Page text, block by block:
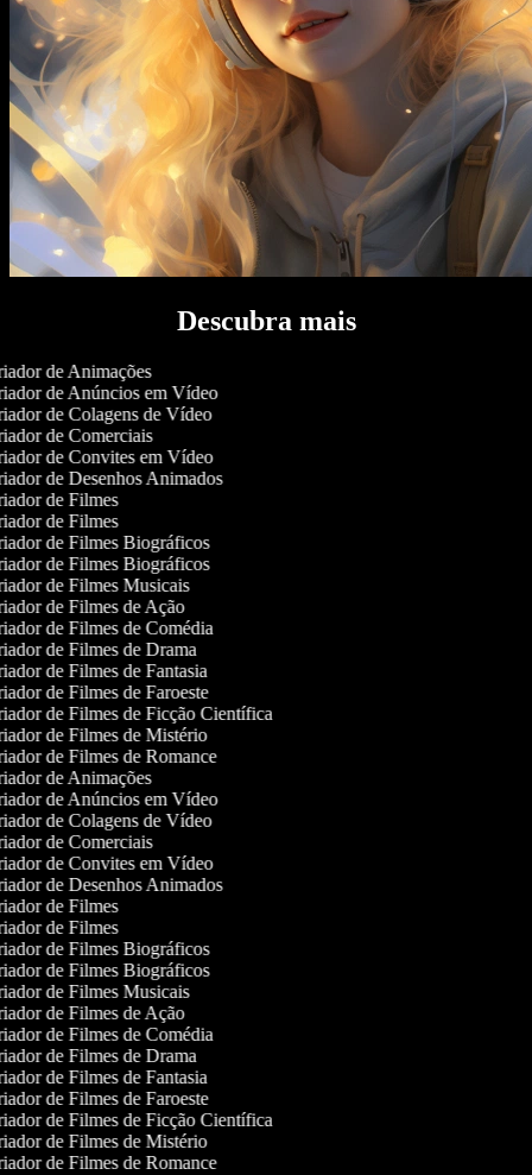
Descubra mais
de Animações
de Anúncios em Vídeo
de Colagens de Vídeo
de Comerciais
de Convites em Vídeo
de Desenhos Animados
de Filmes
de Filmes
de Filmes Biográficos
de Filmes Biográficos
de Filmes Musicais
de Filmes de Ação
de Filmes de Comédia
de Filmes de Drama
de Filmes de Fantasia
de Filmes de Faroeste
de Filmes de Ficção Científica
de Filmes de Mistério
de Filmes de Romance
de Animações
de Anúncios em Vídeo
de Colagens de Vídeo
de Comerciais
de Convites em Vídeo
de Desenhos Animados
de Filmes
de Filmes
de Filmes Biográficos
de Filmes Biográficos
de Filmes Musicais
de Filmes de Ação
de Filmes de Comédia
de Filmes de Drama
de Filmes de Fantasia
de Filmes de Faroeste
de Filmes de Ficção Científica
de Filmes de Mistério
de Filmes de Romance